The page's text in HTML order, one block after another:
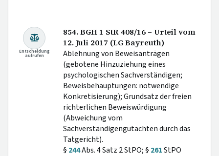
Entscheidung
aufrufen
854. BGH 1 StR 408/16 – Urteil vom
12. Juli 2017 (LG Bayreuth)
Ablehnung von Beweisanträgen
(gebotene Hinzuziehung eines
psychologischen Sachverständigen;
Beweisbehauptungen: notwendige
Konkretisierung); Grundsatz der freien
richterlichen Beweiswürdigung
(Abweichung vom
Sachverständigengutachten durch das
Tatgericht).
§ 244Abs. 4 Satz 2 StPO; § 261StPO